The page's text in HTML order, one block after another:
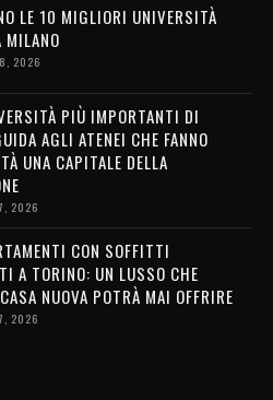
LE 10 MIGLIORI UNIVERSITÀ
MILANO
2026
PIÙ IMPORTANTI DI
AGLI ATENEI CHE FANNO
UNA CAPITALE DELLA
2026
CON SOFFITTI
A TORINO: UN LUSSO CHE
NUOVA POTRÀ MAI OFFRIRE
2026